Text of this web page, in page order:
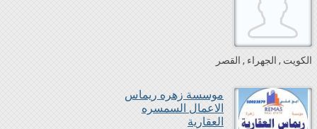
الكويت الجهراء القصر
موسسة زهره ريماس
الاعمال السمسره
العقارية